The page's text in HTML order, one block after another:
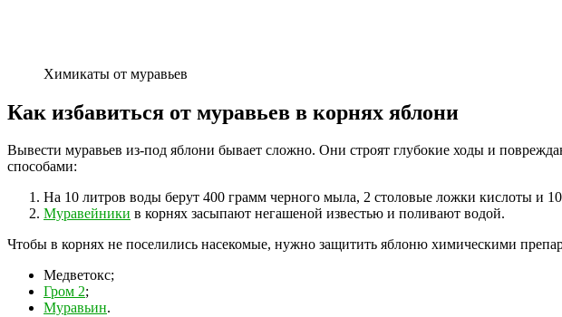
Химикаты от муравьев
Как избавиться от муравьев в корнях яблони
Вывести муравьев из-под яблони бывает сложно. Они строят глубокие ходы и
способами:
На 10 литров воды берут 400 грамм черного мыла, 2 столовые ложки кислоты и
Муравейники в корнях засыпают негашеной известью и поливают водой.
Чтобы в корнях не поселились насекомые, нужно защитить яблоню химическими
Медветокс;
Гром 2;
Муравьин.